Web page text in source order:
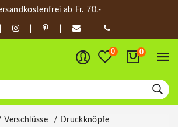
ab Fr. 70.-
0 0
Verschlüsse
Druckknöpfe